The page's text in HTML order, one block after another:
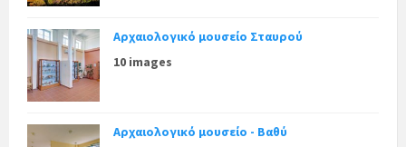
Αρχαιολογικό μουσείο Σταυρού
10 images
Αρχαιολογικό μουσείο - Βαθύ